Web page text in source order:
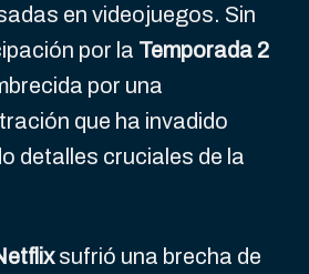
en videojuegos. Sin
por la Temporada 2
por una
que ha invadido
detalles cruciales de la
sufrió una brecha de